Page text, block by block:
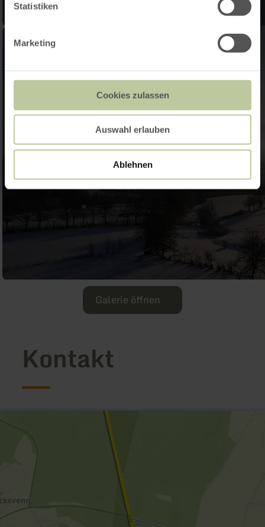
Statistiken
Marketing
Cookies zulassen
Auswahl erlauben
Ablehnen
Galerie öffnen
Kontakt